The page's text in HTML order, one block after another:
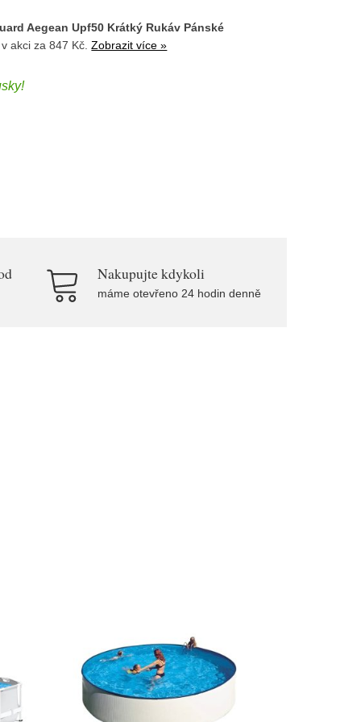
Aegean Upf50 Krátký Rukáv Pánské
akci za 847 Kč.Zobrazit více »
Nakupujte kdykoli
máme otevřeno 24 hodin denně